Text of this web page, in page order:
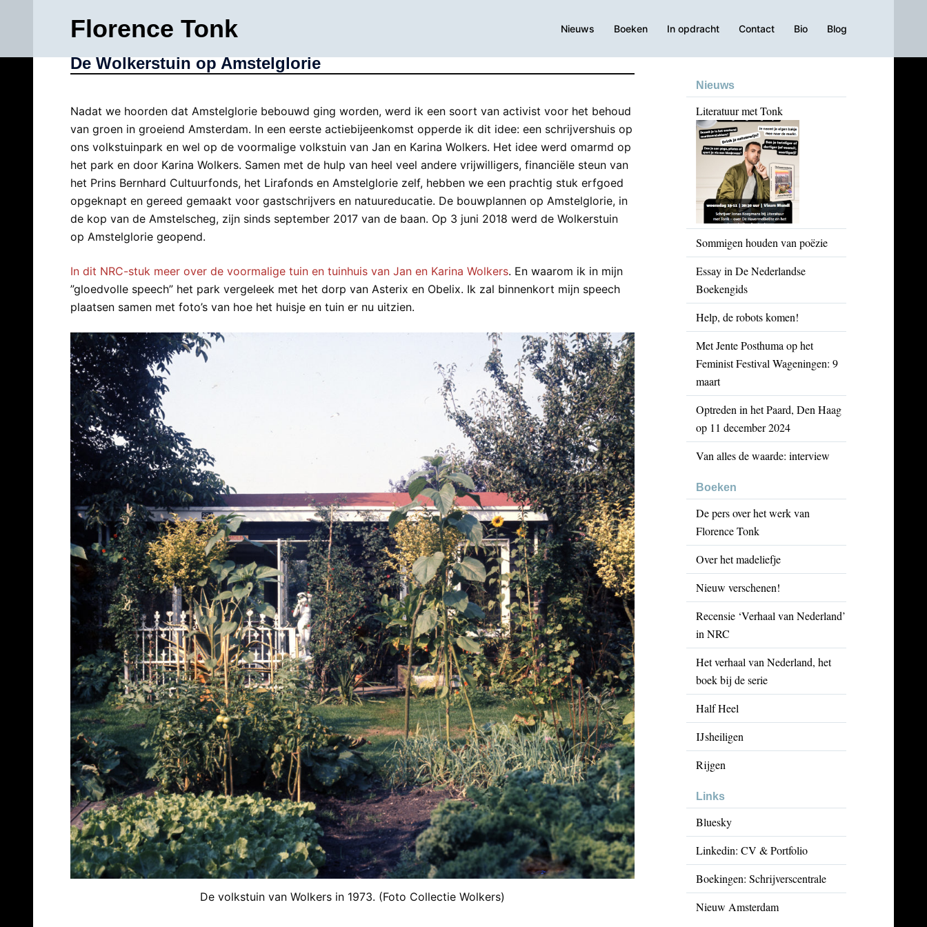
Florence Tonk Nieuws Boeken In opdracht Contact Bio Blog
De Wolkerstuin op Amstelglorie
Nadat we hoorden dat Amstelglorie bebouwd ging worden, werd ik een soort van activist voor het behoud
van groen in groeiend Amsterdam. In een eerste actiebijeenkomst opperde ik dit idee: een schrijvershuis op
ons volkstuinpark en wel op de voormalige volkstuin van Jan en Karina Wolkers. Het idee werd omarmd op
het park en door Karina Wolkers. Samen met de hulp van heel veel andere vrijwilligers, financiële steun van
het Prins Bernhard Cultuurfonds, het Lirafonds en Amstelglorie zelf, hebben we een prachtig stuk erfgoed
opgeknapt en gereed gemaakt voor gastschrijvers en natuureducatie. De bouwplannen op Amstelglorie, in
de kop van de Amstelscheg, zijn sinds september 2017 van de baan. Op 3 juni 2018 werd de Wolkerstuin
op Amstelglorie geopend.
In dit NRC-stuk meer over de voormalige tuin en tuinhuis van Jan en Karina Wolkers. En waarom ik in mijn
”gloedvolle speech” het park vergeleek met het dorp van Asterix en Obelix. Ik zal binnenkort mijn speech
plaatsen samen met foto’s van hoe het huisje en tuin er nu uitzien.
De volkstuin van Wolkers in 1973. (Foto Collectie Wolkers)
Nieuws
Literatuur met Tonk
Sommigen houden van poëzie
Essay in De Nederlandse
Boekengids
Help, de robots komen!
Met Jente Posthuma op het
Feminist Festival Wageningen: 9
maart
Optreden in het Paard, Den Haag
op 11 december 2024
Van alles de waarde: interview
Boeken
De pers over het werk van
Florence Tonk
Over het madeliefje
Nieuw verschenen!
Recensie ‘Verhaal van Nederland’
in NRC
Het verhaal van Nederland, het
boek bij de serie
Half Heel
IJsheiligen
Rijgen
Links
Bluesky
Linkedin: CV & Portfolio
Boekingen: Schrijverscentrale
Nieuw Amsterdam